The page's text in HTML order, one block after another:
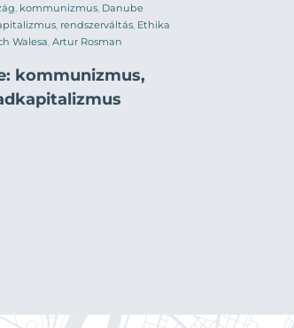
kommunizmus Danube
rendszerváltás Ethika
Walesa Artur Rosman
kommunizmus,